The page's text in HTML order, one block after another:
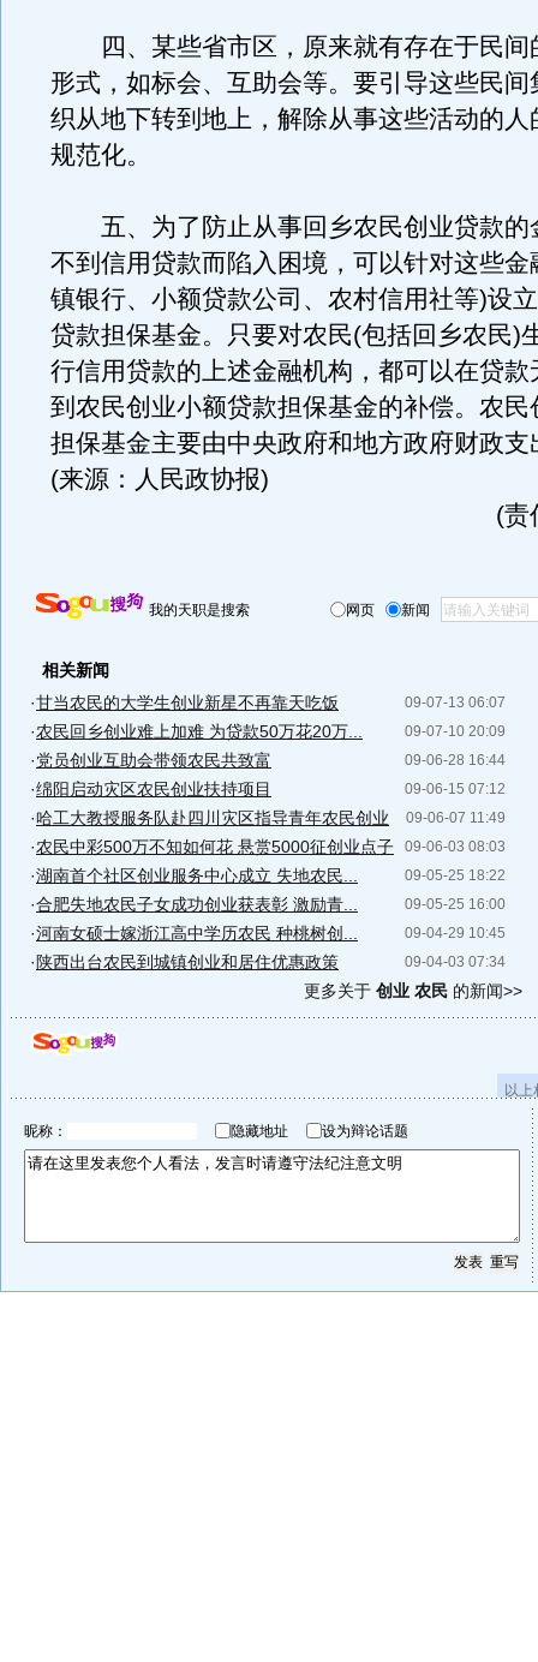
四、某些省市区，原来就有存在于民间
形式，如标会、互助会等。要引导这些民间
织从地下转到地上，解除从事这些活动的人
规范化。
五、为了防止从事回乡农民创业贷款的
不到信用贷款而陷入困境，可以针对这些金
镇银行、小额贷款公司、农村信用社等)设
贷款担保基金。只要对农民(包括回乡农民)
行信用贷款的上述金融机构，都可以在贷款
到农民创业小额贷款担保基金的补偿。农民
担保基金主要由中央政府和地方政府财政支
(来源：人民政协报)
(责
我的天职是搜索 网页 新闻
相关新闻
09-07-13 06:07
·甘当农民的大学生创业新星不再靠天吃饭
09-07-10 20:09
·农民回乡创业难上加难 为贷款50万花20万...
09-06-28 16:44
·党员创业互助会带领农民共致富
09-06-15 07:12
·绵阳启动灾区农民创业扶持项目
09-06-07 11:49
·哈工大教授服务队赴四川灾区指导青年农民创业
09-06-03 08:03
·农民中彩500万不知如何花 悬赏5000征创业点子
09-05-25 18:22
·湖南首个社区创业服务中心成立 失地农民...
09-05-25 16:00
·合肥失地农民子女成功创业获表彰 激励青...
09-04-29 10:45
·河南女硕士嫁浙江高中学历农民 种桃树创...
09-04-03 07:34
· 陕西出台农民到城镇创业和居住优惠政策
更多关于 创业 农民 的新闻>>
以
昵称： 隐藏地址 设为辩论话题